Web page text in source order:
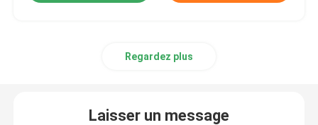
Regardez plus
Laisser un message